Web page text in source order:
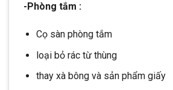
-Phòng tắm :
Cọ sàn phòng tắm
loại bỏ rác từ thùng
thay xà bông và sản phẩm giấy